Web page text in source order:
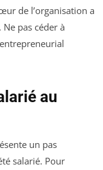
de l’organisation a
pas céder à
au
un pas
salarié. Pour